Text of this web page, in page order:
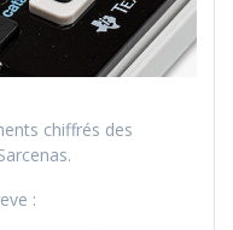
chiffrés des
: